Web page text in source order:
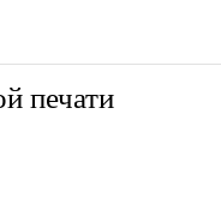
печати